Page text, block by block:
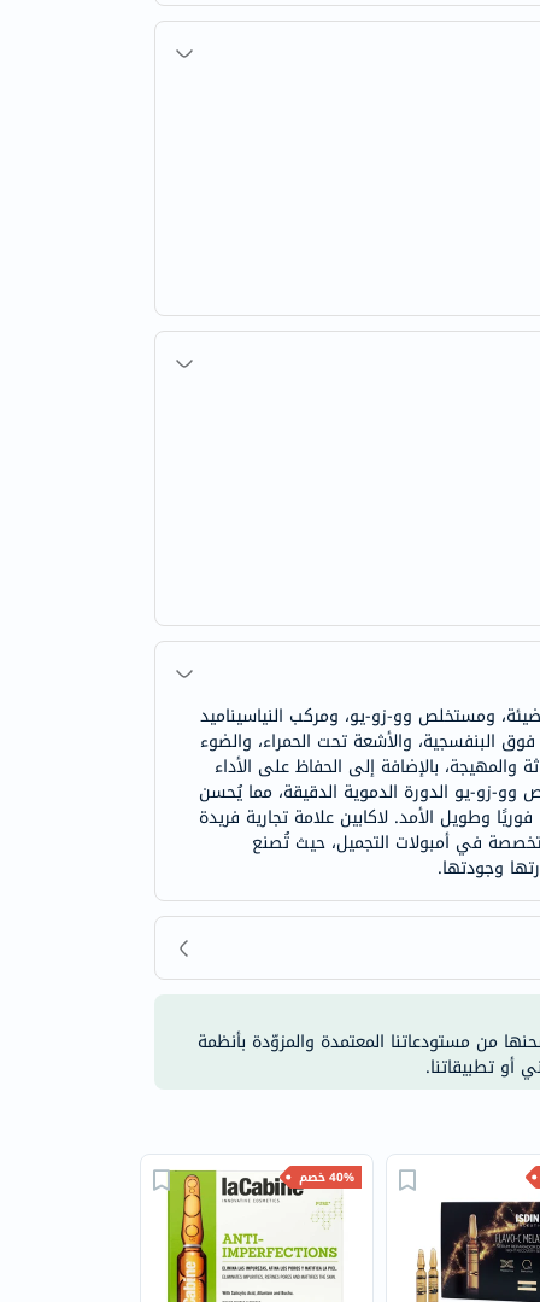
ومستخلص وو-زو-يو، ومركب النياسيناميد
البنفسجية، والأشعة تحت الحمراء، والضوء
بالإضافة إلى الحفاظ على الأداء
زو-يو الدورة الدموية الدقيقة، مما يُحسن
وطويل الأمد. لاكابين علامة تجارية فريدة
في أمبولات التجميل، حيث تُصنع
من مستودعاتنا المعتمدة والمزوّدة بأنظمة
أو تطبيقاتنا.
40% خصم